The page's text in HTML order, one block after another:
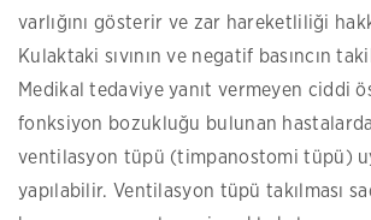
varlığını gösterir ve zar hareketliliği
Kulaktaki sıvının ve negatif basıncın
Medikal tedaviye yanıt vermeyen ciddi
fonksiyon bozukluğu bulunan
ventilasyon tüpü (timpanostomi tüpü)
yapılabilir. Ventilasyon tüpü takılması